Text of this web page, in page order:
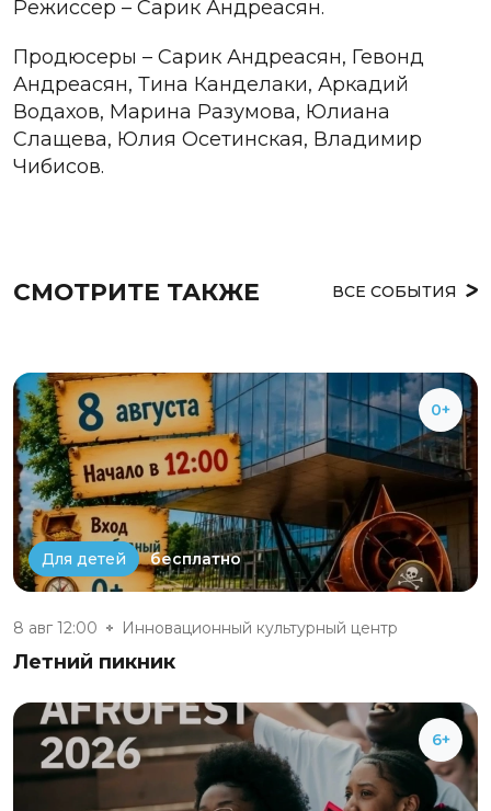
Режиссер – Сарик Андреасян.
Продюсеры – Сарик Андреасян, Гевонд
Андреасян, Тина Канделаки, Аркадий
Водахов, Марина Разумова, Юлиана
Слащева, Юлия Осетинская, Владимир
Чибисов.
СМОТРИТЕ ТАКЖЕ ВСЕ СОБЫТИЯ
0+
Для детей бесплатно
8 авг 12:00 Инновационный культурный центр
Летний пикник
6+